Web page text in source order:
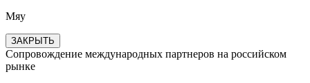
Мяу
ЗАКРЫТЬ
Сопровождение международных партнеров на российском
рынке